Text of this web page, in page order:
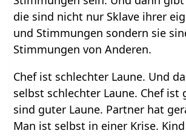
die sind nicht nur Sklave ihrer
und Stimmungen sondern sie
Stimmungen von Anderen.
Chef ist schlechter Laune. Und
selbst schlechter Laune. Chef ist
sind guter Laune. Partner hat
Man ist selbst in einer Krise.